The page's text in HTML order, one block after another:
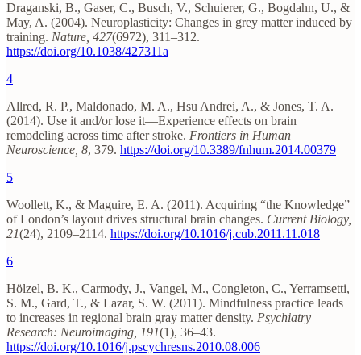
Draganski, B., Gaser, C., Busch, V., Schuierer, G., Bogdahn, U., &
May, A. (2004). Neuroplasticity: Changes in grey matter induced by
training. Nature, 427(6972), 311–312.
https://doi.org/10.1038/427311a
4
Allred, R. P., Maldonado, M. A., Hsu Andrei, A., & Jones, T. A.
(2014). Use it and/or lose it—Experience effects on brain
remodeling across time after stroke. Frontiers in Human
Neuroscience, 8, 379. https://doi.org/10.3389/fnhum.2014.00379
5
Woollett, K., & Maguire, E. A. (2011). Acquiring “the Knowledge”
of London’s layout drives structural brain changes. Current Biology,
21(24), 2109–2114. https://doi.org/10.1016/j.cub.2011.11.018
6
Hölzel, B. K., Carmody, J., Vangel, M., Congleton, C., Yerramsetti,
S. M., Gard, T., & Lazar, S. W. (2011). Mindfulness practice leads
to increases in regional brain gray matter density. Psychiatry
Research: Neuroimaging, 191(1), 36–43.
https://doi.org/10.1016/j.pscychresns.2010.08.006